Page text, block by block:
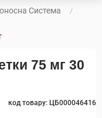
Система
75 мг 30
код товару: ЦБ000046416